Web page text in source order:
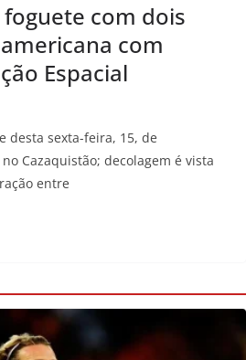
com dois
com
Espacial
desta sexta-feira, 15, de
Cazaquistão; decolagem é vista
entre